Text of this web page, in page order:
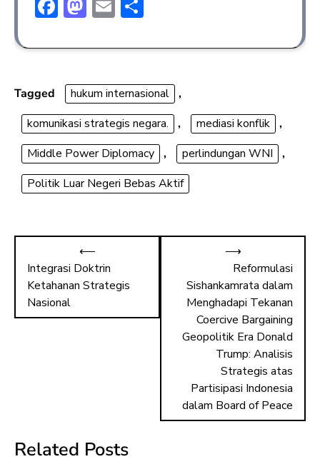
e
o
ok
st
d
o
n
ai ar
Tagged hukum internasional ,
komunikasi strategis negara.
, mediasi konflik ,
Middle Power Diplomacy , perlindungan WNI
,
Politik Luar Negeri Bebas Aktif
⟵
Integrasi Doktrin
Ketahanan Strategis
Nasional
Reformulasi
Sishankamrata dalam
Menghadapi Tekanan
Coercive Bargaining
Geopolitik Era Donald
Trump: Analisis
Strategis atas
Partisipasi Indonesia
dalam Board of Peace
⟶
Related Posts